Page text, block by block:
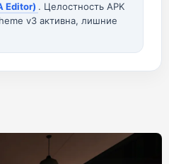
Editor) . Целостность APK
v3 активна, лишние